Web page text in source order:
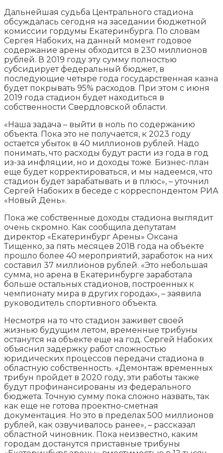
Дальнейшая судьба Центрального стадиона
обсуждалась сегодня на заседании бюджетной
комиссии гордумы Екатеринбурга. По словам
Сергея Набоких, на данный момент годовое
содержание арены обходится в 230 миллионов
рублей. В 2019 году эту сумму полностью
субсидирует федеральный бюджет, в
последующие четыре года государственная казна
будет покрывать 95% расходов. При этом с июня
2019 года стадион будет находиться в
собственности Свердловской области.
«Наша задача – выйти в ноль по содержанию
объекта. Пока это не получается, к 2023 году
остается убыток в 40 миллионов рублей. Надо
понимать, что расходы будут расти из года в год
из-за инфляции, но и доходы тоже. Бизнес-план
еще будет корректироваться, и мы надеемся, что
стадион будет зарабатывать и в плюс», – уточнил
Сергей Набоких в беседе с корреспондентом РИА
«Новый День».
Пока же собственные доходы стадиона выглядит
очень скромно. Как сообщила депутатам
директор «Екатеринбург Арены» Оксана
Тищенко, за пять месяцев 2018 года на объекте
прошло более 40 мероприятий, заработок на них
составил 37 миллионов рублей. «Это небольшая
сумма, но арена в Екатеринбурге заработала
больше остальных стадионов, построенных к
чемпионату мира в других городах», – заявила
руководитель спортивного объекта.
Несмотря на то что стадион заживет своей
жизнью будущим летом, временные трибуны
останутся на объекте еще на год. Сергей Набоких
объяснил задержку работ сложностью
юридических процессов передачи стадиона в
областную собственность. «Демонтаж временных
трибун пройдет в 2020 году, эти работы также
будут профинансированы из федерального
бюджета. Точную сумму пока сложно назвать, так
как еще не готова проектно-сметная
документация. Но это в пределах 500 миллионов
рублей, как озвучивалось ранее», – рассказал
областной чиновник. Пока неизвестно, каким
городам достанутся приставные трибуны